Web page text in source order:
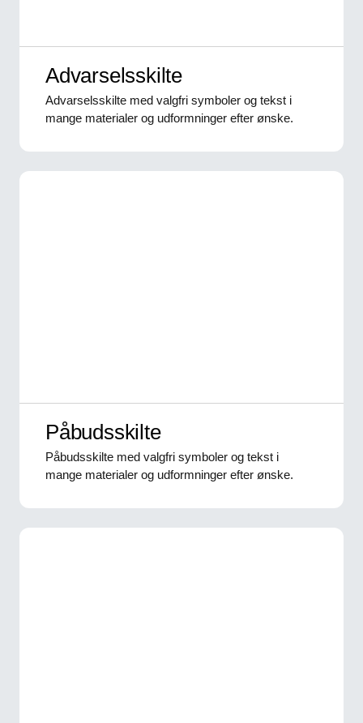
Advarselsskilte
Advarselsskilte med valgfri symboler og tekst i
mange materialer og udformninger efter ønske.
Påbudsskilte
Påbudsskilte med valgfri symboler og tekst i
mange materialer og udformninger efter ønske.